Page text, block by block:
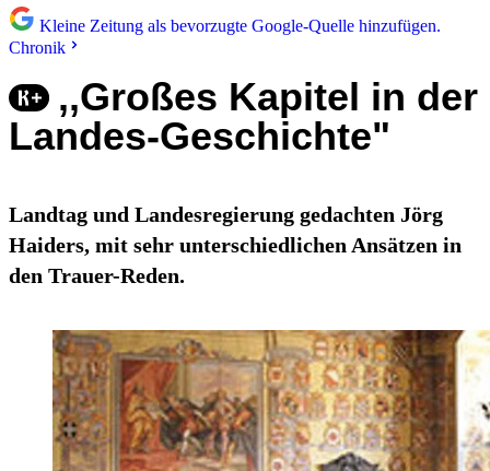
Kleine Zeitung als bevorzugte Google-Quelle hinzufügen.
Chronik
,,Großes Kapitel in der
Landes-Geschichte"
Landtag und Landesregierung gedachten Jörg
Haiders, mit sehr unterschiedlichen Ansätzen in
den Trauer-Reden.